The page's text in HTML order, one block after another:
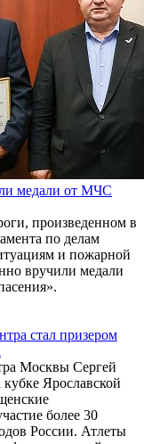
медали от МЧС
произведенном в
по делам
и пожарной
вручили медали
стал призером
Москвы Сергей
Ярославской
более 30
России. Атлеты